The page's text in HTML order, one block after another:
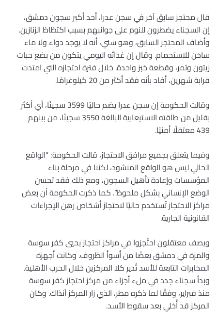
قال محتجز سابق آخر في سجن عدرا، أحد أكبر سجون دمشق،
إن السجناء يضطرون للنوم على جوانبهم بسبب اكتظاظ الزنازين.
وأضاف المحتجز السابق، وهو سني، أنه لا يوجد دواء ولا ماء
ساخن للاستحمام. وقال إن غذائه اليومي يتكون من بضع حبات
زيتون وتمر، وقطعة خبز واحدة. خلال فترة احتجازه التي امتدت
قرابة شهرين، أفاد بأنه فقد أكثر من 20 كيلوغرامًا.
وقالت الحكومة إن سجن عدرا يضم حاليًا 3599 سجينًا، أي أكثر
بقليل من طاقته الاستيعابية البالغة 3550 سجينًا، من بينهم
439 معتقلًا أمنيًا.
وفيما يتعلق بجميع مرافق الاحتجاز، قالت الحكومة: “الواقع
الحالي ليس هو الواقع المنشود، لكننا في مرحلة بناء
المؤسسات وإعادة تأهيل السجون، ومع ذلك فقد تحسن
الوضع الإنساني بشكل ملحوظ”. كما ذكرت الحكومة أن بعض
مراكز الاحتجاز تُستخدم حاليًا لاحتجاز أشخاص رهن الإجراءات
القانونية الجارية.
ويصف معتقلون احتُجزوا في مراكز احتجاز بحيي كفر سوسة
والمزة في دمشق بعضًا من أسوأ الظروف. وكانت أجهزة
المخابرات التابعة للأسد تُدير كلا المركزين خلال الحرب الأهلية.
وبدأ سجناء جدد في ملء أجزاء من مركز احتجاز كفر سوسة
منذ فبراير، وفقًا لما ذكره مطر، الذي زار المركز آنذاك. وكان
المركز قد أُخلي بعد سقوط الأسد.